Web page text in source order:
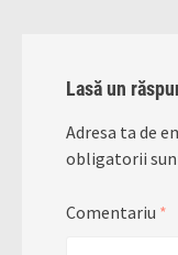
Lasă un
Adresa ta de
obligatorii
Comentariu *